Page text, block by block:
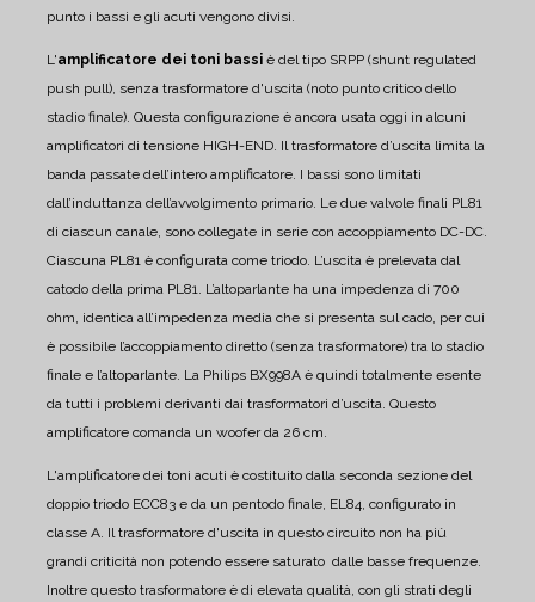
punto i bassi e gli acuti vengono divisi.
L'amplificatore dei toni bassi è del tipo SRPP (shunt regulated
push pull), senza trasformatore d'uscita (noto punto critico dello
stadio finale). Questa configurazione è ancora usata oggi in alcuni
amplificatori di tensione HIGH-END. Il trasformatore d’uscita limita la
banda passate dell’intero amplificatore. I bassi sono limitati
dall’induttanza dell’avvolgimento primario. Le due valvole finali PL81
di ciascun canale, sono collegate in serie con accoppiamento DC-DC.
Ciascuna PL81 è configurata come triodo. L’uscita è prelevata dal
catodo della prima PL81. L’altoparlante ha una impedenza di 700
ohm, identica all’impedenza media che si presenta sul cado, per cui
è possibile l’accoppiamento diretto (senza trasformatore) tra lo stadio
finale e l’altoparlante. La Philips BX998A è quindi totalmente esente
da tutti i problemi derivanti dai trasformatori d’uscita. Questo
amplificatore comanda un woofer da 26 cm.
L'amplificatore dei toni acuti è costituito dalla seconda sezione del
doppio triodo ECC83 e da un pentodo finale, EL84, configurato in
classe A. Il trasformatore d'uscita in questo circuito non ha più
grandi criticità non potendo essere saturato dalle basse frequenze.
Inoltre questo trasformatore è di elevata qualità, con gli strati degli